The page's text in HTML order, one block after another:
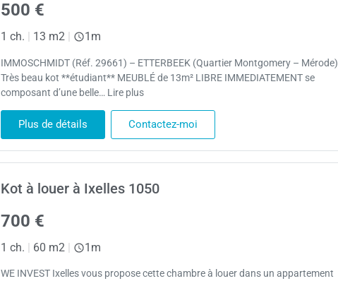
500 €
1 ch. 13 m2 1m
IMMOSCHMIDT (Réf. 29661) – ETTERBEEK (Quartier Montgomery –
Très beau kot **étudiant** MEUBLÉ de 13m² LIBRE IMMEDIATEMENT se
composant d’une belle… Lire plus
Plus de détails Contactez-moi
Kot à louer à Ixelles 1050
700 €
1 ch. | 60 m2 | 1m
WE INVEST Ixelles vous propose cette chambre à louer dans un appartement